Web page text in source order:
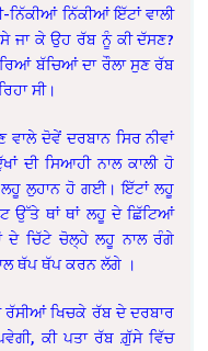
ਨਿੱਕੀਆਂ ਨਿੱਕੀਆਂ ਇੱਟਾਂ ਵਾਲੀ
ਜਾ ਕੇ ਉਹ ਰੱਬ ਨੂੰ ਕੀ ਦੱਸਣ?
ਬੱਚਿਆਂ ਦਾ ਰੌਲਾ ਸੁਣ ਰੱਬ
ਸੀ।
ਦੋਵੇਂ ਦਰਬਾਨ ਸਿਰ ਨੀਵਾਂ
ਦੀ ਸਿਆਹੀ ਨਾਲ ਕਾਲੀ ਹੋ
ਲੁਹਾਨ ਹੋ ਗਈ। ਇੱਟਾਂ ਲਹੂ
ਉੱਤੇ ਥਾਂ ਥਾਂ ਲਹੂ ਦੇ ਛਿੱਟਿਆਂ
ਦੇ ਚਿੱਟੇ ਚੋਲ੍ਹੇ ਲਹੂ ਨਾਲ ਰੰਗੇ
ਥੱਪ ਥੱਪ ਕਰਨ ਲੱਗੇ ।
ਖਿਚਕੇ ਰੱਬ ਦੇ ਦਰਬਾਰ
ਕੀ ਪਤਾ ਰੱਬ ਗ਼ੁੱਸੇ ਵਿੱਚ